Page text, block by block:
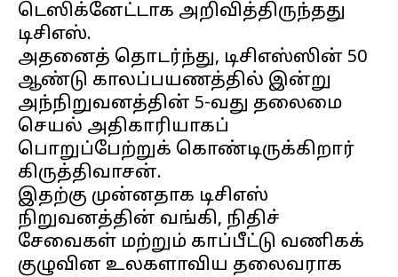
டெஸிக்னேட்டாக அறிவித்திருந்தது
டிசிஎஸ்.
அதனைத் தொடர்ந்து, டிசிஎஸ்ஸின் 50
ஆண்டு காலப்பயணத்தில் இன்று
அந்நிறுவனத்தின் 5-வது தலைமை
செயல் அதிகாரியாகப்
பொறுப்பேற்றுக் கொண்டிருக்கிறார்
கிருத்திவாசன்.
இதற்கு முன்னதாக டிசிஎஸ்
நிறுவனத்தின் வங்கி, நிதிச்
சேவைகள் மற்றும் காப்பீட்டு வணிகக்
குழுவின உலகளாவிய தலைவராக